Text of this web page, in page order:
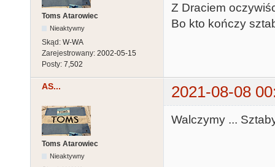
Toms Atarowiec
Nieaktywny
Skąd: W-WA
Zarejestrowany: 2002-05-15
Posty: 7,502
Z Draciem
Bo kto kończy
AS... 2021-08-08
Toms Atarowiec
Nieaktywny
Walczymy ...